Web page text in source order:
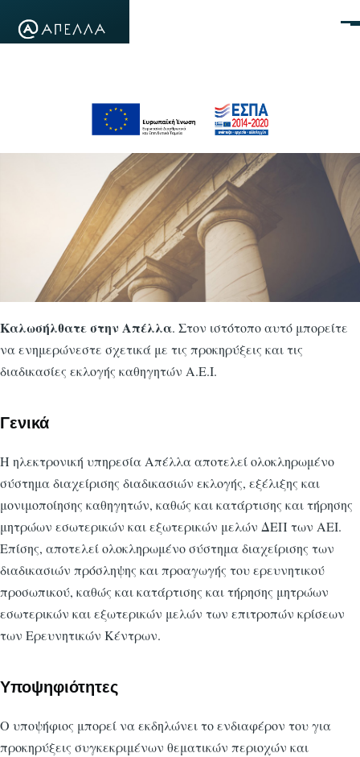
Καλωσήλθατε στην Απέλλα. Στον ιστότοπο αυτό μπορείτε
να ενημερώνεστε σχετικά με τις προκηρύξεις και τις
διαδικασίες εκλογής καθηγητών Α.Ε.Ι.
Γενικά
Η ηλεκτρονική υπηρεσία Απέλλα αποτελεί ολοκληρωμένο
σύστημα διαχείρισης διαδικασιών εκλογής, εξέλιξης και
μονιμοποίησης καθηγητών, καθώς και κατάρτισης και τήρησης
μητρώων εσωτερικών και εξωτερικών μελών ΔΕΠ των ΑΕΙ.
Επίσης, αποτελεί ολοκληρωμένο σύστημα διαχείρισης των
διαδικασιών πρόσληψης και προαγωγής του ερευνητικού
προσωπικού, καθώς και κατάρτισης και τήρησης μητρώων
εσωτερικών και εξωτερικών μελών των επιτροπών κρίσεων
των Ερευνητικών Κέντρων.
Υποψηφιότητες
Ο υποψήφιος μπορεί να εκδηλώνει το ενδιαφέρον του για
προκηρύξεις συγκεκριμένων θεματικών περιοχών και